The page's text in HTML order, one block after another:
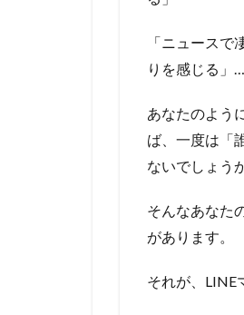
「ニュース
りを感じる」
あなたのよう
ば、一度は「
ないでしょうか
そんなあなた
があります。
それが、LINE